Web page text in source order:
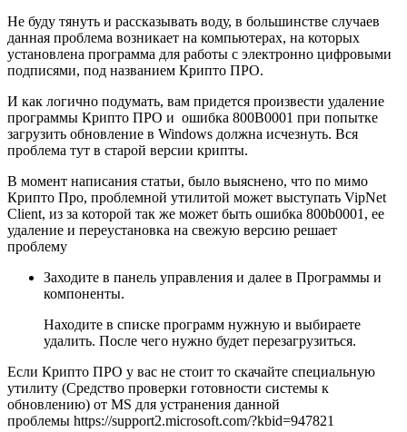
Не буду тянуть и рассказывать воду, в большинстве случаев
данная проблема возникает на компьютерах, на которых
установлена программа для работы с электронно цифровыми
подписями, под названием Крипто ПРО.
И как логично подумать, вам придется произвести удаление
программы Крипто ПРО и ошибка 800B0001 при попытке
загрузить обновление в Windows должна исчезнуть. Вся
проблема тут в старой версии крипты.
В момент написания статьи, было выяснено, что по мимо
Крипто Про, проблемной утилитой может выступать VipNet
Client, из за которой так же может быть ошибка 800b0001, ее
удаление и переустановка на свежую версию решает
проблему
Заходите в панель управления и далее в Программы и
компоненты.
Находите в списке программ нужную и выбираете
удалить. После чего нужно будет перезагрузиться.
Если Крипто ПРО у вас не стоит то скачайте специальную
утилиту (Средство проверки готовности системы к
обновлению) от MS для устранения данной
проблемы https://support2.microsoft.com/?kbid=947821